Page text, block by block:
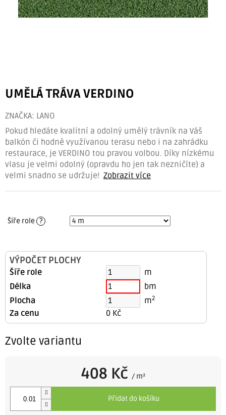
ZNAČKA: LANO
UMĚLÁ TRÁVA VERDINO
Zvolte variantu
Šíře role ?
VÝPOČET PLOCHY
Šíře role
m
Délka
bm
Plocha
m2
Za cenu 0 Kč
Pokud hledáte kvalitní a odolný umělý trávník na Váš
balkón či hodně využívanou terasu nebo i na zahrádku
restaurace, je VERDINO tou pravou volbou. Díky nízkému
vlasu je velmi odolný (opravdu ho jen tak nezničíte) a
velmi snadno se udržuje! Zobrazit více
408 Kč / m²
Měrná
Přidat do košíku